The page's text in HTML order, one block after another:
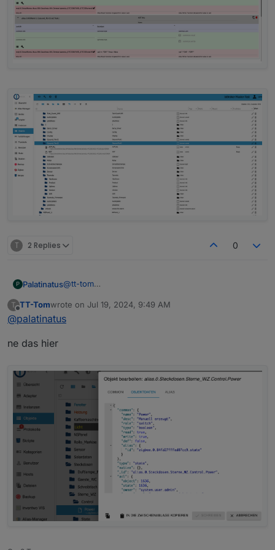
T 2 Replies 0
P Palatinatus@tt-tom
T
Offline
TT-Tomwrote on Jul 19, 2024, 9:49 AM
last edited by
@palatinatus
ne das hier